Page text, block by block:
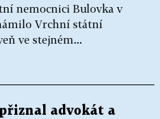
nemocnici Bulovka v
Vrchní státní
ve stejném...
advokát a